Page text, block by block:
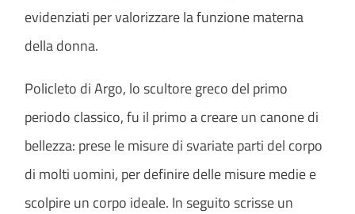
evidenziati per valorizzare la funzione materna
della donna.
Policleto di Argo, lo scultore greco del primo
periodo classico, fu il primo a creare un canone di
bellezza: prese le misure di svariate parti del corpo
di molti uomini, per definire delle misure medie e
scolpire un corpo ideale. In seguito scrisse un